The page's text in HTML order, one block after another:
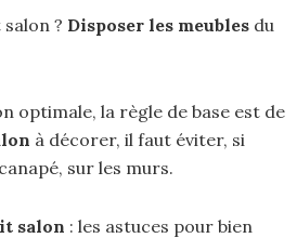
? Disposer les meubles du
optimale, la règle de base est de
à décorer, il faut éviter, si
sur les murs.
salon : les astuces pour bien